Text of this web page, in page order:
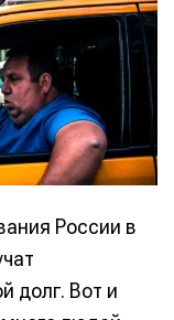
России в
долг. Вот и